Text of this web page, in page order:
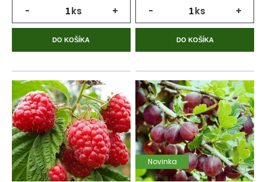
- ks +
DO KOŠÍKA
- ks +
DO KOŠÍKA
Novinka